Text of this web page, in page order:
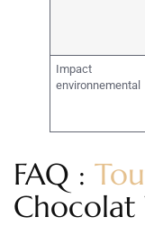
Impact
environnemental
FAQ :
Chocolat